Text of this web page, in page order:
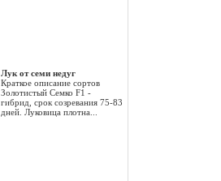
Лук от семи недуг
Краткое описание сортов
Золотистый Семко F1 -
гибрид, срок созревания 75-83
дней. Луковица плотна...